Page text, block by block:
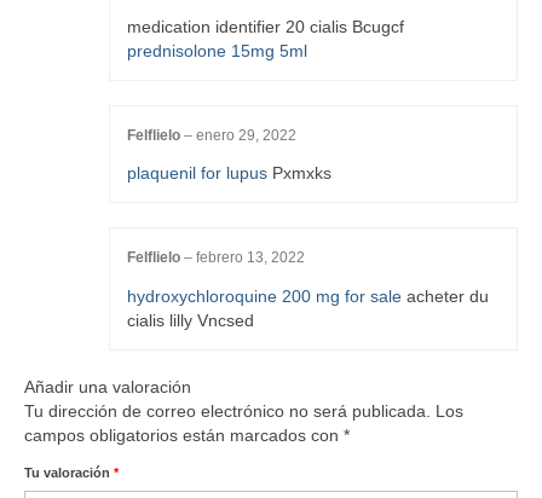
medication identifier 20 cialis Bcugcf
prednisolone 15mg 5ml
Felflielo – enero 29, 2022
plaquenil for lupus Pxmxks
Felflielo – febrero 13, 2022
hydroxychloroquine 200 mg for sale acheter du
cialis lilly Vncsed
Añadir una valoración
Tu dirección de correo electrónico no será publicada.
Los
campos obligatorios están marcados con *
Tu valoración *